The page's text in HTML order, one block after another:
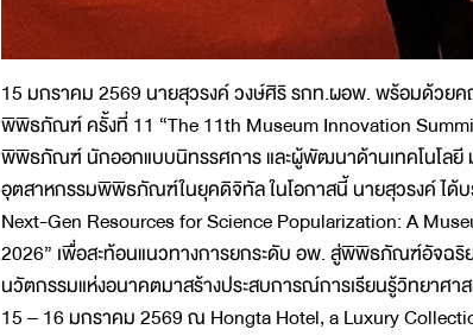
15 มกราคม 2569 นายสุวรงค์ วงษ์ศิริ รกท.ผอพ. พร้อมด้วย
พิพิธภัณฑ์ ครั้งที่ 11 “The 11th Museum Innovation
พิพิธภัณฑ์ นักออกแบบนิทรรศการ และผู้พัฒนาด้านเทคโนโลยี
อุตสาหกรรมพิพิธภัณฑ์ในยุคดิจิทัล ในโอกาสนี้ นายสุวรงค์ ได้บ
Next-Gen Resources for Science Popularization: A
2026” เพื่อสะท้อนแนวทางการยกระดับ อพ. สู่พิพิธภัณฑ์อัจฉริย
นวัตกรรมแห่งอนาคตมาสร้างประสบการณ์การเรียนรู้วิทยาศา
15 – 16 มกราคม 2569 ณ Hongta Hotel, a Luxury